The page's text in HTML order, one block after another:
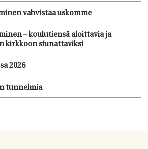
vahvistaa uskomme
– koulutiensä aloittavia ja
kirkkoon siunattaviksi
2026
tunnelmia